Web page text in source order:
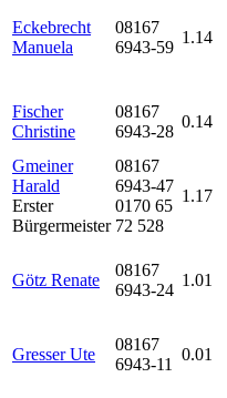
Eckebrecht
Manuela
08167
6943-59
1.14
Fischer
Christine
08167
6943-28
0.14
Gmeiner
Harald
Erster
Bürgermeister
08167
6943-47
0170 65
72 528
1.17
Götz Renate
08167
6943-24
1.01
Gresser Ute
08167
6943-11
0.01